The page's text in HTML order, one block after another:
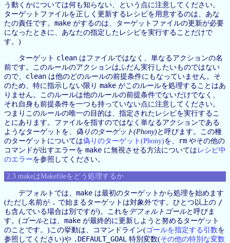
う動くかについては何も知らない、という点に注意してください。
ターゲットファイルを正しく更新するレシピを用意するのは、あな
たの責任です。 make がするのは、ターゲットファイルの更新が必要
になったときに、あなたの指定したレシピを実行することだけで
す。)
ターゲット clean はファイルではなく、単なるアクションの名
前です。このルールのアクションはふだん実行したいものではない
ので、 clean は他のどのルールの前提条件にもなっていません。そ
のため、特に指示しない限り make がこのルールを処理することはあ
りません。このルールは他のルールの前提条件でないだけでなく、
それ自身も前提条件を一つも持っていない点に注意してください。
つまりこのルールの唯一の目的は、指定されたレシピを実行するこ
とにあります。ファイルを指すのではなく単なるアクションである
ようなターゲットを、 偽りのターゲット(Phony)と呼びます。この種
のターゲットについては偽りのターゲット(Phony)を、 rm やその他の
コマンドが出すエラーを make に無視させる方法については レシピ中
のエラーを参照してください。
2.3 makeはMakefileをどう処理するか
デフォルトでは、 make は最初のターゲットから処理を始めます
(ただし名前が . で始まるターゲットは対象外です。ひとつ以上の /
も含んでいる場合は別ですが)。これを デフォルトゴールと呼びま
す。( ゴールとは、 make が最終的に更新しようと努めるターゲット
のことです。)この挙動は、コマンドライン(ゴールを指定する引数を
参照してください)や .DEFAULT_GOAL 特別変数(その他の特別な変数